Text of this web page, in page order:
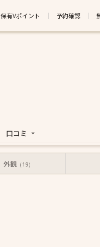
保有Vポイント 予約確認
外観 （19）
口コミ